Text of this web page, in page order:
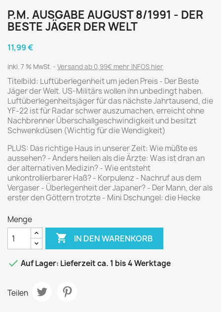
P.M. AUSGABE AUGUST 8/1991 - DER
BESTE JÄGER DER WELT
11,99 €
inkl. 7 % MwSt. Versand ab 0,99€ mehr INFOS hier
Titelbild: Luftüberlegenheit um jeden Preis - Der Beste
Jäger der Welt. US-Militärs wollen ihn unbedingt haben.
Luftüberlegenheitsjäger für das nächste Jahrtausend, die
YF-22 ist für Radar schwer auszumachen, erreicht ohne
Nachbrenner Überschallgeschwindigkeit und besitzt
Schwenkdüsen (Wichtig für die Wendigkeit)
PLUS: Das richtige Haus in unserer Zeit: Wie müßte es
aussehen? - Anders heilen als die Ärzte: Was ist dran an
der alternativen Medizin? - Wie entsteht
unkontrollierbarer Haß? - Korpulenz - Nachruf aus dem
Vergaser - Überlegenheit der Japaner? - Der Mann, der als
erster den Göttern trotzte - Mini Dschungel: die Hecke
Menge
 IN DEN WARENKORB
 Auf Lager: Lieferzeit ca. 1 bis 4 Werktage
Teilen